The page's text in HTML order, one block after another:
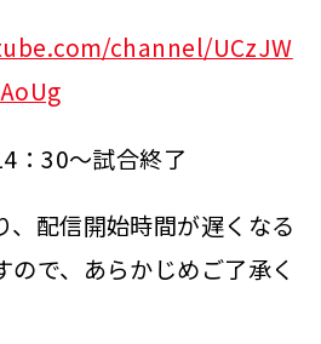
channel/UCzJW
：30～試合終了
配信開始時間が遅くなる
で、あらかじめご了承く